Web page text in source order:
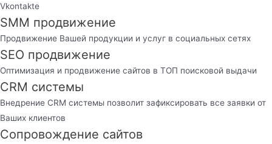
Vkontakte
SMM продвижение
Продвижение Вашей продукции и услуг в социальных сетях
SEO продвижение
Оптимизация и продвижение сайтов в ТОП поисковой выдачи
CRM системы
Внедрение CRM системы позволит зафиксировать все заявки от
Ваших клиентов
Сопровождение сайтов